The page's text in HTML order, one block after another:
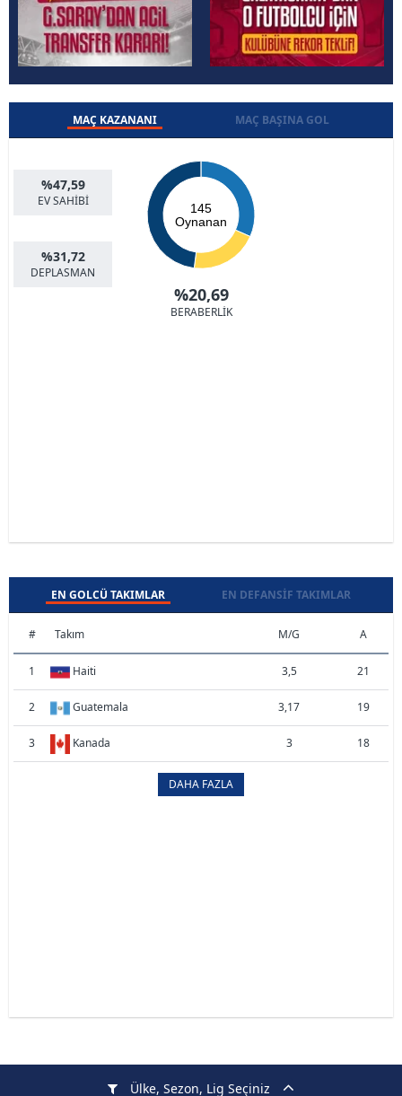
Ülke, Sezon, Lig Seçiniz
MAÇ KAZANANI MAÇ BAŞINA GOL
%47,59
EV SAHİBİ
%31,72
DEPLASMAN
145
Oynanan
%20,69
BERABERLİK
EN GOLCÜ TAKIMLAR EN DEFANSIF TAKIMLAR
# Takım M/G A
1 Haiti 3,5 21
2 Guatemala 3,17 19
3 Kanada 3 18
DAHA FAZLA